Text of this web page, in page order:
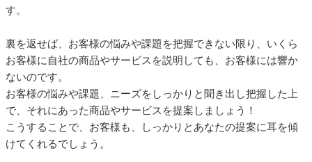
す。
裏を返せば、お客様の悩みや課題を把握できない限り、いくら
お客様に自社の商品やサービスを説明しても、お客様には響か
ないのです。
お客様の悩みや課題、ニーズをしっかりと聞き出し把握した上
で、それにあった商品やサービスを提案しましょう！
こうすることで、お客様も、しっかりとあなたの提案に耳を傾
けてくれるでしょう。